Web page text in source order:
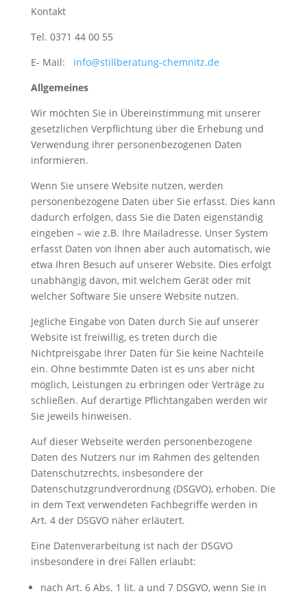
Kontakt
Tel. 0371 44 00 55
E- Mail: info@stillberatung-chemnitz.de
Allgemeines
Wir möchten Sie in Übereinstimmung mit unserer
gesetzlichen Verpflichtung über die Erhebung und
Verwendung ihrer personenbezogenen Daten
informieren.
Wenn Sie unsere Website nutzen, werden
personenbezogene Daten über Sie erfasst. Dies kann
dadurch erfolgen, dass Sie die Daten eigenständig
eingeben – wie z.B. Ihre Mailadresse. Unser System
erfasst Daten von Ihnen aber auch automatisch, wie
etwa Ihren Besuch auf unserer Website. Dies erfolgt
unabhängig davon, mit welchem Gerät oder mit
welcher Software Sie unsere Website nutzen.
Jegliche Eingabe von Daten durch Sie auf unserer
Website ist freiwillig, es treten durch die
Nichtpreisgabe Ihrer Daten für Sie keine Nachteile
ein. Ohne bestimmte Daten ist es uns aber nicht
möglich, Leistungen zu erbringen oder Verträge zu
schließen. Auf derartige Pflichtangaben werden wir
Sie jeweils hinweisen.
Auf dieser Webseite werden personenbezogene
Daten des Nutzers nur im Rahmen des geltenden
Datenschutzrechts, insbesondere der
Datenschutzgrundverordnung (DSGVO), erhoben. Die
in dem Text verwendeten Fachbegriffe werden in
Art. 4 der DSGVO näher erläutert.
Eine Datenverarbeitung ist nach der DSGVO
insbesondere in drei Fällen erlaubt:
nach Art. 6 Abs. 1 lit. a und 7 DSGVO, wenn Sie in